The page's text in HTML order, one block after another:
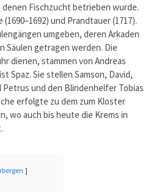
Fischzucht betrieben wurde.
und Prandtauer (1717).
umgeben, deren Arkaden
Säulen getragen werden. Die
dienen, stammen von Andreas
Spaz. Sie stellen Samson, David,
und den Blindenhelfer Tobias
erfolgte zu dem zum Kloster
wo auch bis heute die Krems in